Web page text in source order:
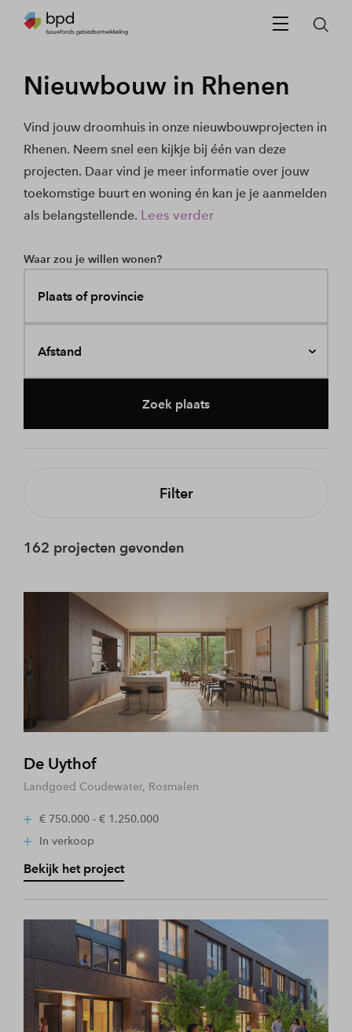
Nieuwbouw in Rhenen
Vind jouw droomhuis in onze nieuwbouwprojecten in
Rhenen. Neem snel een kijkje bij één van deze
projecten. Daar vind je meer informatie over jouw
toekomstige buurt en woning én kan je je aanmelden
als belangstellende. Lees verder
Waar zou je willen wonen?
Plaats of provincie
Afstand
Zoek plaats
Filter
162 projecten gevonden
De Uythof
Landgoed Coudewater, Rosmalen
€ 750.000 - € 1.250.000
In verkoop
Bekijk het project